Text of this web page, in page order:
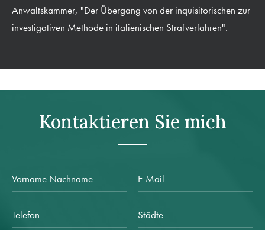
Anwaltskammer, "Der Übergang von der inquisitorischen zur
investigativen Methode in italienischen Strafverfahren".
Kontaktieren Sie mich